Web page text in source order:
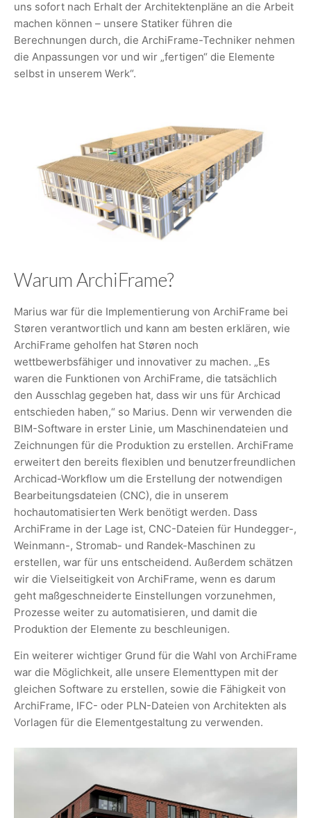
uns sofort nach Erhalt der Architektenpläne an die Arbeit
machen können – unsere Statiker führen die
Berechnungen durch, die ArchiFrame-Techniker nehmen
die Anpassungen vor und wir „fertigen“ die Elemente
selbst in unserem Werk“.
Warum ArchiFrame?
Marius war für die Implementierung von ArchiFrame bei
Støren verantwortlich und kann am besten erklären, wie
ArchiFrame geholfen hat Støren noch
wettbewerbsfähiger und innovativer zu machen. „Es
waren die Funktionen von ArchiFrame, die tatsächlich
den Ausschlag gegeben hat, dass wir uns für Archicad
entschieden haben,“ so Marius. Denn wir verwenden die
BIM-Software in erster Linie, um Maschinendateien und
Zeichnungen für die Produktion zu erstellen. ArchiFrame
erweitert den bereits flexiblen und benutzerfreundlichen
Archicad-Workflow um die Erstellung der notwendigen
Bearbeitungsdateien (CNC), die in unserem
hochautomatisierten Werk benötigt werden. Dass
ArchiFrame in der Lage ist, CNC-Dateien für Hundegger-,
Weinmann-, Stromab- und Randek-Maschinen zu
erstellen, war für uns entscheidend. Außerdem schätzen
wir die Vielseitigkeit von ArchiFrame, wenn es darum
geht maßgeschneiderte Einstellungen vorzunehmen,
Prozesse weiter zu automatisieren, und damit die
Produktion der Elemente zu beschleunigen.
Ein weiterer wichtiger Grund für die Wahl von ArchiFrame
war die Möglichkeit, alle unsere Elementtypen mit der
gleichen Software zu erstellen, sowie die Fähigkeit von
ArchiFrame, IFC- oder PLN-Dateien von Architekten als
Vorlagen für die Elementgestaltung zu verwenden.